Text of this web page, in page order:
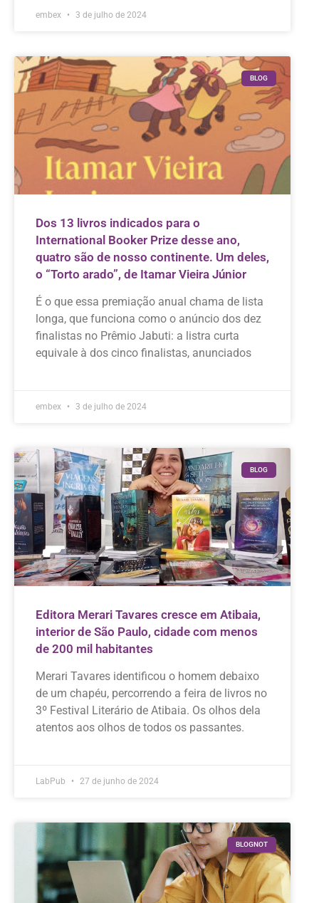
embex 3 de julho de 2024
BLOG
Dos 13 livros indicados para o
International Booker Prize desse ano,
quatro são de nosso continente. Um deles,
o “Torto arado”, de Itamar Vieira Júnior
É o que essa premiação anual chama de lista
longa, que funciona como o anúncio dos dez
finalistas no Prêmio Jabuti: a listra curta
equivale à dos cinco finalistas, anunciados
embex 3 de julho de 2024
BLOG
Editora Merari Tavares cresce em Atibaia,
interior de São Paulo, cidade com menos
de 200 mil habitantes
Merari Tavares identificou o homem debaixo
de um chapéu, percorrendo a feira de livros no
3º Festival Literário de Atibaia. Os olhos dela
atentos aos olhos de todos os passantes.
LabPub 27 de junho de 2024
BLOGNOT